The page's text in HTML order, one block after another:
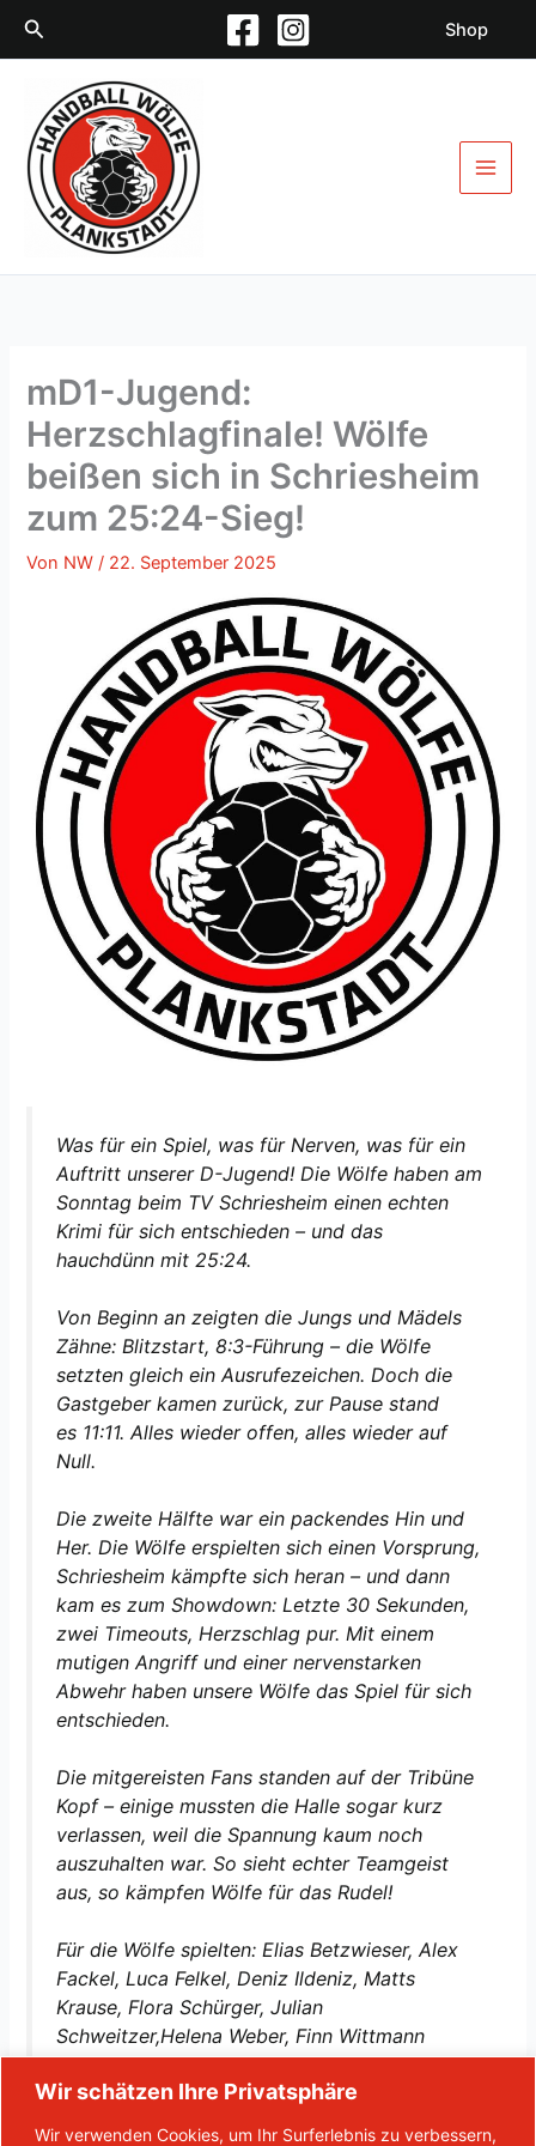
Wir schätzen Ihre Privatsphäre
Wir verwenden Cookies, um Ihr Surferlebnis zu verbessern,
Inhalt
Suchen Shop
mD1-Jugend:
Herzschlagfinale! Wölfe
beißen sich in Schriesheim
zum 25:24-Sieg!
Von NW/ 22. September 2025
Was für ein Spiel, was für Nerven, was für ein
Auftritt unserer D-Jugend! Die Wölfe haben am
Sonntag beim TV Schriesheim einen echten
Krimi für sich entschieden – und das
hauchdünn mit 25:24.
Von Beginn an zeigten die Jungs und Mädels
Zähne: Blitzstart, 8:3-Führung – die Wölfe
setzten gleich ein Ausrufezeichen. Doch die
Gastgeber kamen zurück, zur Pause stand
es 11:11. Alles wieder offen, alles wieder auf
Null.
Die zweite Hälfte war ein packendes Hin und
Her. Die Wölfe erspielten sich einen Vorsprung,
Schriesheim kämpfte sich heran – und dann
kam es zum Showdown: Letzte 30 Sekunden,
zwei Timeouts, Herzschlag pur. Mit einem
mutigen Angriff und einer nervenstarken
Abwehr haben unsere Wölfe das Spiel für sich
entschieden.
Die mitgereisten Fans standen auf der Tribüne
Kopf – einige mussten die Halle sogar kurz
verlassen, weil die Spannung kaum noch
auszuhalten war. So sieht echter Teamgeist
aus, so kämpfen Wölfe für das Rudel!
Für die Wölfe spielten: Elias Betzwieser, Alex
Fackel, Luca Felkel, Deniz Ildeniz, Matts
Krause, Flora Schürger, Julian
Schweitzer,Helena Weber, Finn Wittmann